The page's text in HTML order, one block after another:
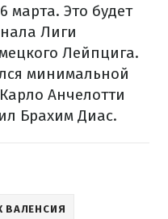
марта. Это будет
Лиги
Лейпцига.
минимальной
Анчелотти
Брахим Диас.
ВАЛЕНСИЯ